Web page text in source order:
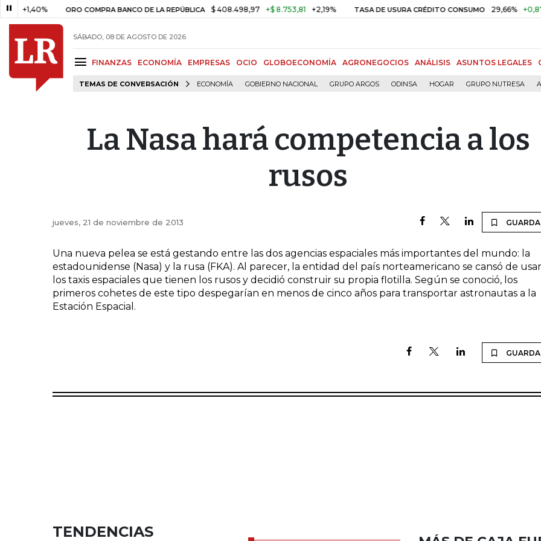
+1,40% ORO COMPRA BANCO DE LA REPÚBLICA $ 408.498,97 +$ 8.753,81 +2,19% TASA DE USURA CRÉDITO CONSUMO 29,66% +0,87%
SÁBADO, 08 DE AGOSTO DE 2026
FINANZAS ECONOMÍA EMPRESAS OCIO GLOBOECONOMÍA AGRONEGOCIOS ANÁLISIS ASUNTOS LEGALES
TEMAS DE CONVERSACIÓN ECONOMÍA GOBIERNO NACIONAL GRUPO ARGOS ODINSA HOGAR GRUPO NUTRESA
La Nasa hará competencia a los
rusos
jueves, 21 de noviembre de 2013
Una nueva pelea se está gestando entre las dos agencias espaciales más importantes del mundo: la
estadounidense (Nasa) y la rusa (FKA). Al parecer, la entidad del país norteamericano se cansó de usar
los taxis espaciales que tienen los rusos y decidió construir su propia flotilla. Según se conoció, los
primeros cohetes de este tipo despegarían en menos de cinco años para transportar astronautas a la
Estación Espacial.
TENDENCIAS